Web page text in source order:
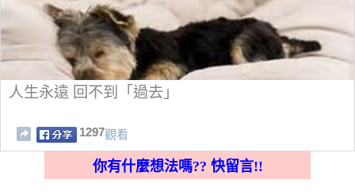
人生永遠 回不到「過去」
1297觀看
你有什麼想法嗎?? 快留言!!